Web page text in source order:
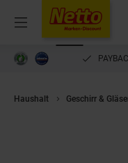
Menü
Haushalt Geschirr &